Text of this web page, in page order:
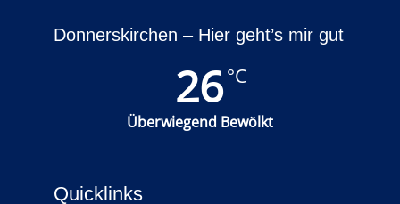
Donnerskirchen – Hier geht’s mir gut
26°C
Überwiegend Bewölkt
Quicklinks